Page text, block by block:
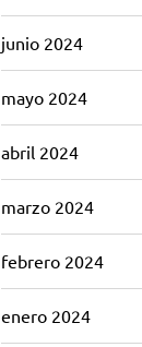
junio 2024
mayo 2024
abril 2024
marzo 2024
febrero 2024
enero 2024